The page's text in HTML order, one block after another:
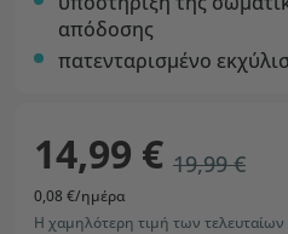
απόδοσης
πατενταρισμένο
14,99 € 19,99 €
0,08 €/ημέρα
Η χαμηλότερη τιμή των